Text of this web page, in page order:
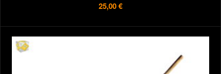
25,00 €